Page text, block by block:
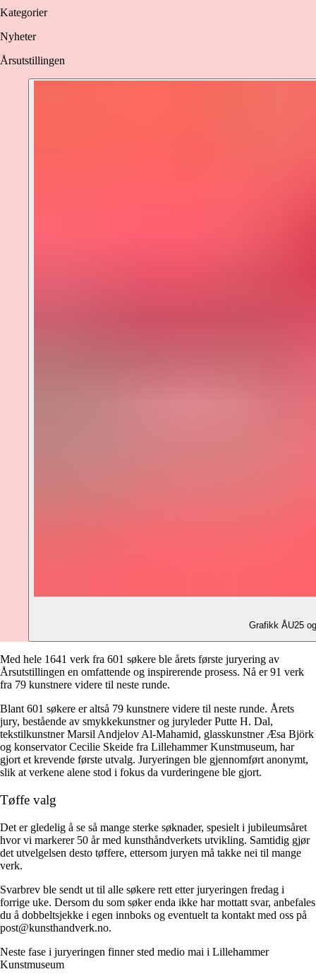
Kategorier
Nyheter
Årsutstillingen
Grafikk ÅU25
Med hele 1641 verk fra 601 søkere ble årets første juryering av
Årsutstillingen en omfattende og inspirerende prosess. Nå er 91 verk
fra 79 kunstnere videre til neste runde.
Blant 601 søkere er altså 79 kunstnere videre til neste runde. Årets
jury, bestående av smykkekunstner og juryleder Putte H. Dal,
tekstilkunstner Marsil Andjelov Al-Mahamid, glasskunstner Æsa Björk
og konservator Cecilie Skeide fra Lillehammer Kunstmuseum, har
gjort et krevende første utvalg. Juryeringen ble gjennomført anonymt,
slik at verkene alene stod i fokus da vurderingene ble gjort.
Tøffe valg
Det er gledelig å se så mange sterke søknader, spesielt i jubileumsåret
hvor vi markerer 50 år med kunsthåndverkets utvikling. Samtidig gjør
det utvelgelsen desto tøffere, ettersom juryen må takke nei til mange
verk.
Svarbrev ble sendt ut til alle søkere rett etter juryeringen fredag i
forrige uke. Dersom du som søker enda ikke har mottatt svar, anbefales
du å dobbeltsjekke i egen innboks og eventuelt ta kontakt med oss på
post@kunsthandverk.no.
Neste fase i juryeringen finner sted medio mai i Lillehammer
Kunstmuseum